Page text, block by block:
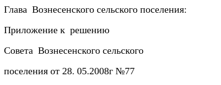
Глава Вознесенского сельского
Приложение к решению
Совета Вознесенского сельского
поселения от 28. 05.2008г №77